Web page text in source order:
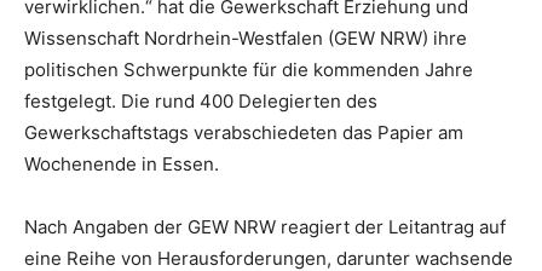
verwirklichen.“ hat die Gewerkschaft Erziehung und
Wissenschaft Nordrhein-Westfalen (GEW NRW) ihre
politischen Schwerpunkte für die kommenden Jahre
festgelegt. Die rund 400 Delegierten des
Gewerkschaftstags verabschiedeten das Papier am
Wochenende in Essen.
Nach Angaben der GEW NRW reagiert der Leitantrag auf
eine Reihe von Herausforderungen, darunter wachsende